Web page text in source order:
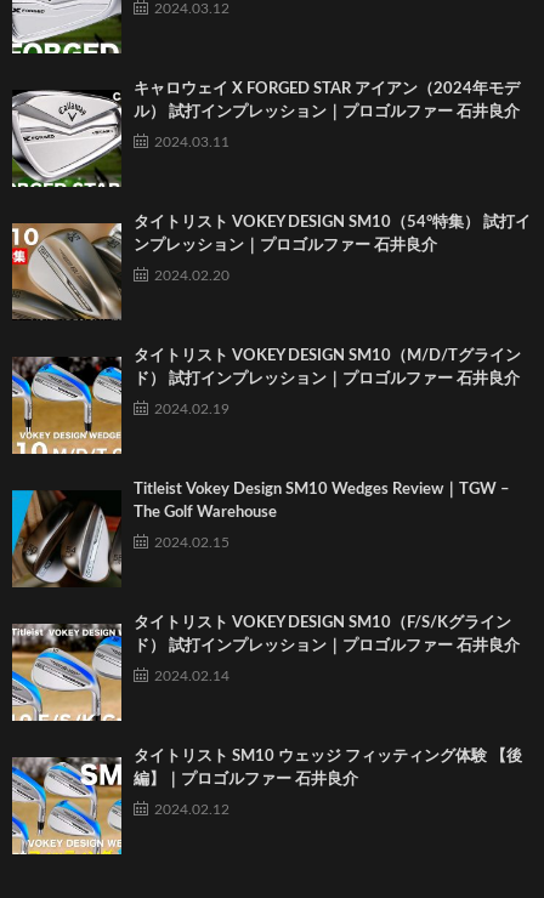
2024.03.12
キャロウェイ X FORGED STAR アイアン（2024年モデ
ル） 試打インプレッション｜プロゴルファー 石井良介
2024.03.11
タイトリスト VOKEY DESIGN SM10（54°特集） 試打イ
ンプレッション｜プロゴルファー 石井良介
2024.02.20
タイトリスト VOKEY DESIGN SM10（M/D/Tグライン
ド） 試打インプレッション｜プロゴルファー 石井良介
2024.02.19
Titleist Vokey Design SM10 Wedges Review｜TGW –
The Golf Warehouse
2024.02.15
タイトリスト VOKEY DESIGN SM10（F/S/Kグライン
ド） 試打インプレッション｜プロゴルファー 石井良介
2024.02.14
タイトリスト SM10 ウェッジ フィッティング体験 【後
編】｜プロゴルファー 石井良介
2024.02.12